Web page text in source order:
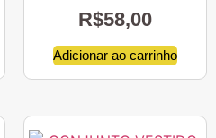
R$58,00
Adicionar ao carrinho